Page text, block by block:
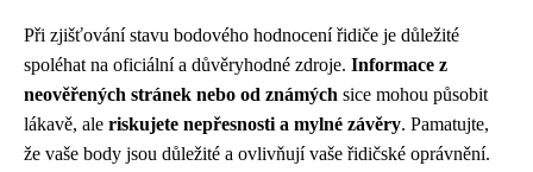
Při zjišťování stavu bodového hodnocení řidiče je důležité
spoléhat na oficiální a důvěryhodné zdroje. Informace z
neověřených stránek nebo od známých sice mohou působit
lákavě, ale riskujete nepřesnosti a mylné závěry. Pamatujte,
že vaše body jsou důležité a ovlivňují vaše řidičské oprávnění.